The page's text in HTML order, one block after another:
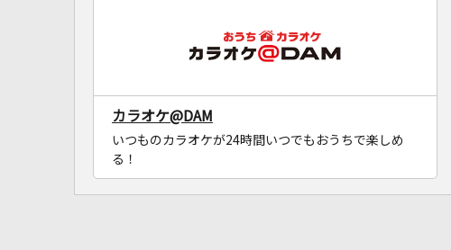
カラオケ@DAM
いつものカラオケが24時間いつでもおうちで楽しめ
る！